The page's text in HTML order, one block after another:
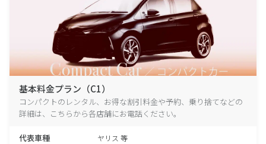
基本料金プラン（C1）
コンパクトのレンタル、お得な割引料金や予約、乗り捨てなどの
詳細は、こちらから各店舗にお電話ください。
代表車種 ヤリス 等